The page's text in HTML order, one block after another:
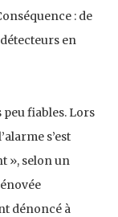
: de
en
peu fiables. Lors
s’est
», selon un
dénoncé à